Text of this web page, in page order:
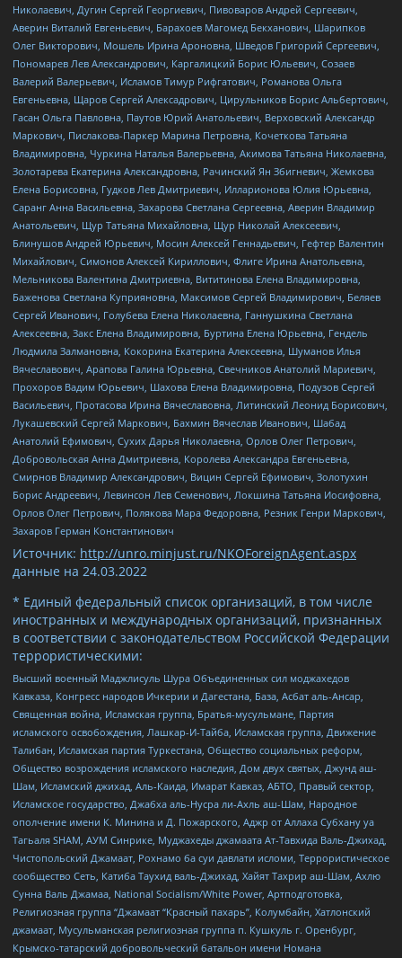
Николаевич, Дугин Сергей Георгиевич, Пивоваров Андрей Сергеевич,
Аверин Виталий Евгеньевич, Барахоев Магомед Бекханович, Шарипков
Олег Викторович, Мошель Ирина Ароновна, Шведов Григорий Сергеевич,
Пономарев Лев Александрович, Каргалицкий Борис Юльевич, Созаев
Валерий Валерьевич, Исламов Тимур Рифгатович, Романова Ольга
Евгеньевна, Щаров Сергей Алексадрович, Цирульников Борис Альбертович,
Гасан Ольга Павловна, Паутов Юрий Анатольевич, Верховский Александр
Маркович, Пислакова-Паркер Марина Петровна, Кочеткова Татьяна
Владимировна, Чуркина Наталья Валерьевна, Акимова Татьяна Николаевна,
Золотарева Екатерина Александровна, Рачинский Ян Збигневич, Жемкова
Елена Борисовна, Гудков Лев Дмитриевич, Илларионова Юлия Юрьевна,
Саранг Анна Васильевна, Захарова Светлана Сергеевна, Аверин Владимир
Анатольевич, Щур Татьяна Михайловна, Щур Николай Алексеевич,
Блинушов Андрей Юрьевич, Мосин Алексей Геннадьевич, Гефтер Валентин
Михайлович, Симонов Алексей Кириллович, Флиге Ирина Анатольевна,
Мельникова Валентина Дмитриевна, Вититинова Елена Владимировна,
Баженова Светлана Куприяновна, Максимов Сергей Владимирович, Беляев
Сергей Иванович, Голубева Елена Николаевна, Ганнушкина Светлана
Алексеевна, Закс Елена Владимировна, Буртина Елена Юрьевна, Гендель
Людмила Залмановна, Кокорина Екатерина Алексеевна, Шуманов Илья
Вячеславович, Арапова Галина Юрьевна, Свечников Анатолий Мариевич,
Прохоров Вадим Юрьевич, Шахова Елена Владимировна, Подузов Сергей
Васильевич, Протасова Ирина Вячеславовна, Литинский Леонид Борисович,
Лукашевский Сергей Маркович, Бахмин Вячеслав Иванович, Шабад
Анатолий Ефимович, Сухих Дарья Николаевна, Орлов Олег Петрович,
Добровольская Анна Дмитриевна, Королева Александра Евгеньевна,
Смирнов Владимир Александрович, Вицин Сергей Ефимович, Золотухин
Борис Андреевич, Левинсон Лев Семенович, Локшина Татьяна Иосифовна,
Орлов Олег Петрович, Полякова Мара Федоровна, Резник Генри Маркович,
Захаров Герман Константинович
Источник: http://unro.minjust.ru/NKOForeignAgent.aspx
данные на 24.03.2022
* Единый федеральный список организаций, в том числе
иностранных и международных организаций, признанных
в соответствии с законодательством Российской Федерации
террористическими:
Высший военный Маджлисуль Шура Объединенных сил моджахедов
Кавказа, Конгресс народов Ичкерии и Дагестана, База, Асбат аль-Ансар,
Священная война, Исламская группа, Братья-мусульмане, Партия
исламского освобождения, Лашкар-И-Тайба, Исламская группа, Движение
Талибан, Исламская партия Туркестана, Общество социальных реформ,
Общество возрождения исламского наследия, Дом двух святых, Джунд аш-
Шам, Исламский джихад, Аль-Каида, Имарат Кавказ, АБТО, Правый сектор,
Исламское государство, Джабха аль-Нусра ли-Ахль аш-Шам, Народное
ополчение имени К. Минина и Д. Пожарского, Аджр от Аллаха Субхану уа
Тагьаля SHAM, АУМ Синрике, Муджахеды джамаата Ат-Тавхида Валь-Джихад,
Чистопольский Джамаат, Рохнамо ба суи давлати исломи, Террористическое
сообщество Сеть, Катиба Таухид валь-Джихад, Хайят Тахрир аш-Шам, Ахлю
Сунна Валь Джамаа, National Socialism/White Power, Артподготовка,
Религиозная группа “Джамаат “Красный пахарь”, Колумбайн, Хатлонский
джамаат, Мусульманская религиозная группа п. Кушкуль г. Оренбург,
Крымско-татарский добровольческий батальон имени Номана